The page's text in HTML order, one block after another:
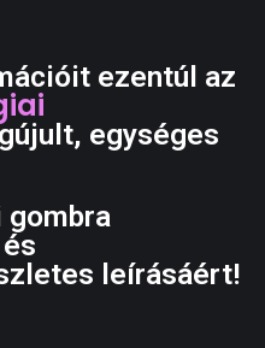
ezentúl az
egységes
gombra
leírásáért!